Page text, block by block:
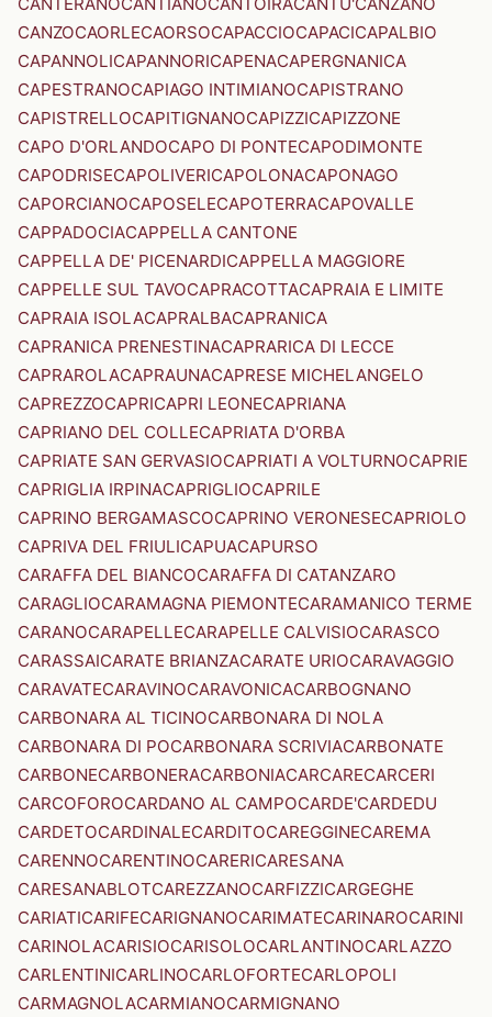
CANZOCAORLECAORSOCAPACCIOCAPACICAPALBIO
CAPANNOLICAPANNORICAPENACAPERGNANICA
CAPESTRANOCAPIAGO INTIMIANOCAPISTRANO
CAPISTRELLOCAPITIGNANOCAPIZZICAPIZZONE
CAPO D'ORLANDOCAPO DI PONTECAPODIMONTE
CAPODRISECAPOLIVERICAPOLONACAPONAGO
CAPORCIANOCAPOSELECAPOTERRACAPOVALLE
CAPPADOCIACAPPELLA CANTONE
CAPPELLA DE' PICENARDICAPPELLA MAGGIORE
CAPPELLE SUL TAVOCAPRACOTTACAPRAIA E LIMITE
CAPRAIA ISOLACAPRALBACAPRANICA
CAPRANICA PRENESTINACAPRARICA DI LECCE
CAPRAROLACAPRAUNACAPRESE MICHELANGELO
CAPREZZOCAPRICAPRI LEONECAPRIANA
CAPRIANO DEL COLLECAPRIATA D'ORBA
CAPRIATE SAN GERVASIOCAPRIATI A VOLTURNOCAPRIE
CAPRIGLIA IRPINACAPRIGLIOCAPRILE
CAPRINO BERGAMASCOCAPRINO VERONESECAPRIOLO
CAPRIVA DEL FRIULICAPUACAPURSO
CARAFFA DEL BIANCOCARAFFA DI CATANZARO
CARAGLIOCARAMAGNA PIEMONTECARAMANICO TERME
CARANOCARAPELLECARAPELLE CALVISIOCARASCO
CARASSAICARATE BRIANZACARATE URIOCARAVAGGIO
CARAVATECARAVINOCARAVONICACARBOGNANO
CARBONARA AL TICINOCARBONARA DI NOLA
CARBONARA DI POCARBONARA SCRIVIACARBONATE
CARBONECARBONERACARBONIACARCARECARCERI
CARCOFOROCARDANO AL CAMPOCARDE'CARDEDU
CARDETOCARDINALECARDITOCAREGGINECAREMA
CARENNOCARENTINOCARERICARESANA
CARESANABLOTCAREZZANOCARFIZZICARGEGHE
CARIATICARIFECARIGNANOCARIMATECARINAROCARINI
CARINOLACARISIOCARISOLOCARLANTINOCARLAZZO
CARLENTINICARLINOCARLOFORTECARLOPOLI
CARMAGNOLACARMIANOCARMIGNANO